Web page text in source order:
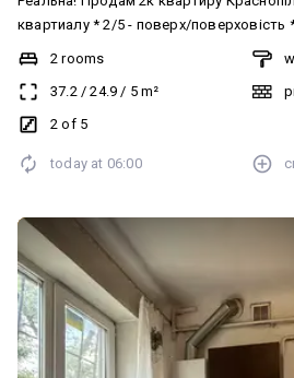
квартиалу * 2/5 - поверх/поверховість * 37.2 - загальна площа *
кондиціонер * опалення централізоване Продам простору та
світлу квартиру. Стан квартири -
розвинена інфраструктура поруч.
так і під інвестицію ( в оренді квартира 8000грн).
ваших послуг ріелтор Альона!
2 rooms
37.2/24.9 / 5m²
2 of 5
today at 06:00